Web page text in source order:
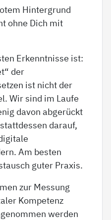
Erkenntnisse ist:
der
ist nicht der
Wir sind im Laufe
davon abgerückt
darauf,
Am besten
guter Praxis.
zur Messung
Kompetenz
werden